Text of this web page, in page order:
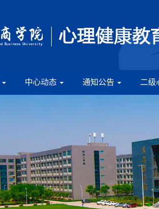
中心动态 通知公告 二级